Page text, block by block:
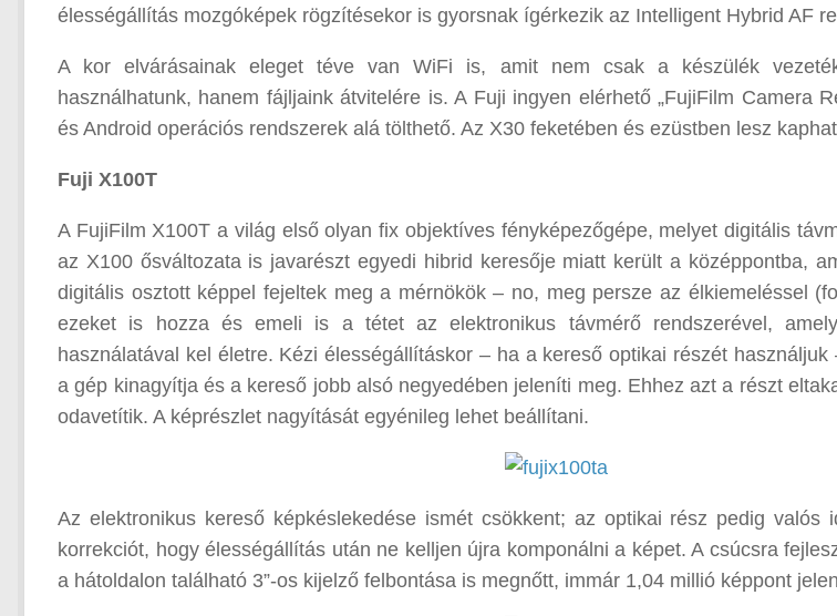
élességállítás mozgóképek rögzítésekor is gyorsnak ígérkezik az Intelligent Hybrid AF
A kor elvárásainak eleget téve van WiFi is, amit nem csak a készülék
használhatunk, hanem fájljaink átvitelére is. A Fuji ingyen elérhető „FujiFilm Camera
és Android operációs rendszerek alá tölthető. Az X30 feketében és ezüstben lesz
Fuji X100T
A FujiFilm X100T a világ első olyan fix objektíves fényképezőgépe, melyet digitális
az X100 ősváltozata is javarészt egyedi hibrid keresője miatt került a középpontba,
digitális osztott képpel fejeltek meg a mérnökök – no, meg persze az élkiemeléssel
ezeket is hozza és emeli is a tétet az elektronikus távmérő rendszerével,
használatával kel életre. Kézi élességállításkor – ha a kereső optikai részét
a gép kinagyítja és a kereső jobb alsó negyedében jeleníti meg. Ehhez azt a részt
odavetítik. A képrészlet nagyítását egyénileg lehet beállítani.
Az elektronikus kereső képkéslekedése ismét csökkent; az optikai rész pedig valós
korrekciót, hogy élességállítás után ne kelljen újra komponálni a képet. A csúcsra
a hátoldalon található 3”-os kijelző felbontása is megnőtt, immár 1,04 millió képpont